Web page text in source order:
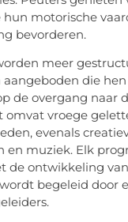
motorische
bevorderen.
meer
die hen
de overgang naar
omvat vroege
evenals
en muziek. Elk
de ontwikkeling
begeleid door